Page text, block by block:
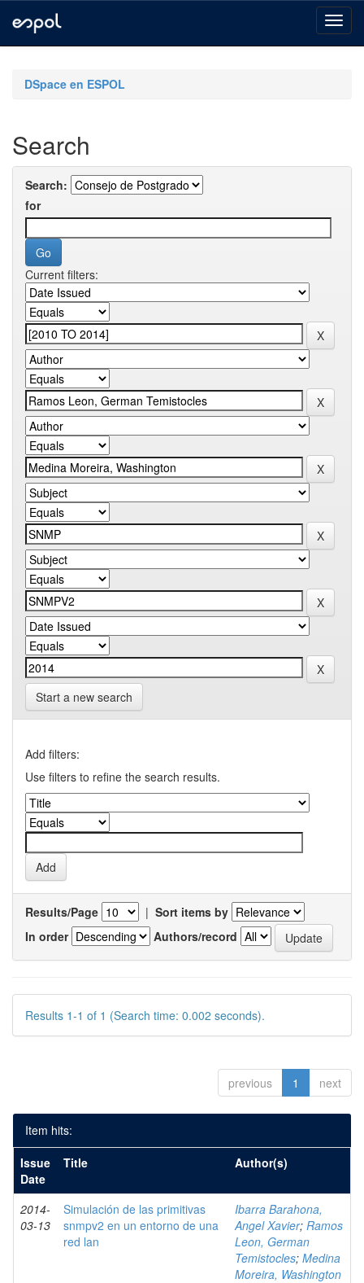
navigationDSpace en ESPOL
Search
Search:
for
Current filters:
Start a new search
Add filters:
Use filters to refine the search results.
Results/Page | Sort items by
In order
Authors/record
Results 1-1 of 1 (Search time: 0.002 seconds).
previous 1 next
Item hits:
Issue
Date
Title Author(s)
2014-
03-13
Simulación de las primitivas
snmpv2 en un entorno de una
red lan
Ibarra Barahona,
Angel Xavier; Ramos
Leon, German
Temistocles; Medina
Moreira, Washington